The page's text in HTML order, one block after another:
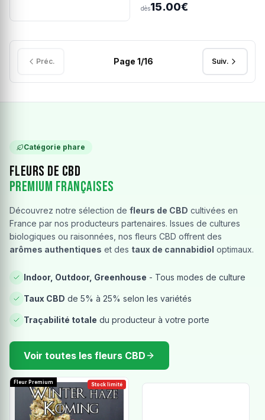
dès15.00€
Préc. Page 1/16 Suiv.
Catégorie phare
Fleurs de CBD
Premium Françaises
Découvrez notre sélection de fleurs de CBD cultivées en
France par nos producteurs partenaires. Issues de cultures
biologiques ou raisonnées, nos fleurs CBD offrent des
arômes authentiques et des taux de cannabidiol optimaux.
Indoor, Outdoor, Greenhouse - Tous modes de culture
Taux CBD de 5% à 25% selon les variétés
Traçabilité totale du producteur à votre porte
Voir toutes les fleurs CBD
Stock limité
Fleur Premium